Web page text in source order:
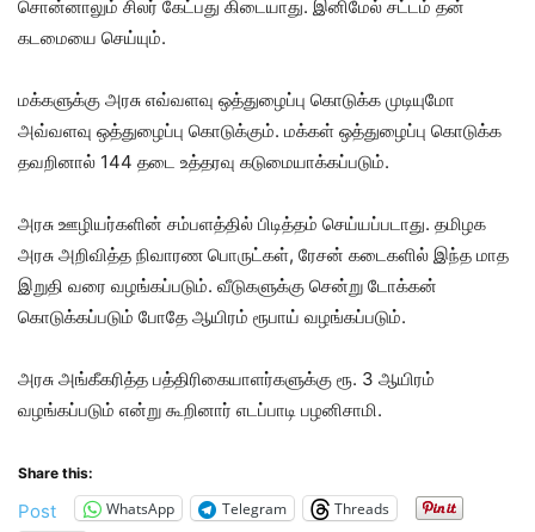
சொன்னாலும் சிலர் கேட்பது கிடையாது. இனிமேல் சட்டம் தன்
கடமையை செய்யும்.
மக்களுக்கு அரசு எவ்வளவு ஒத்துழைப்பு கொடுக்க முடியுமோ
அவ்வளவு ஒத்துழைப்பு கொடுக்கும். மக்கள் ஒத்துழைப்பு கொடுக்க
தவறினால் 144 தடை உத்தரவு கடுமையாக்கப்படும்.
அரசு ஊழியர்களின் சம்பளத்தில் பிடித்தம் செய்யப்படாது. தமிழக
அரசு அறிவித்த நிவாரண பொருட்கள், ரேசன் கடைகளில் இந்த மாத
இறுதி வரை வழங்கப்படும். வீடுகளுக்கு சென்று டோக்கன்
கொடுக்கப்படும் போதே ஆயிரம் ரூபாய் வழங்கப்படும்.
அரசு அங்கீகரித்த பத்திரிகையாளர்களுக்கு ரூ. 3 ஆயிரம்
வழங்கப்படும் என்று கூறினார் எடப்பாடி பழனிசாமி.
Share this:
Post WhatsApp Telegram
Threads